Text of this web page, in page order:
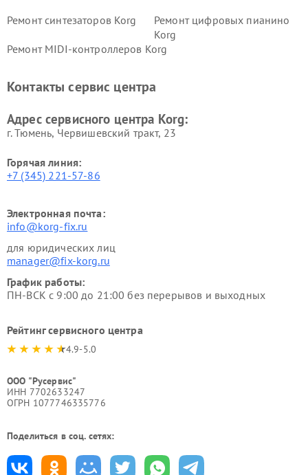
Ремонт синтезаторов Korg
Ремонт цифровых пианино
Korg
Ремонт MIDI-контроллеров Korg
Контакты сервис центра
Адрес сервисного центра Korg:
г. Тюмень, ​Червишевский тракт, 23
Горячая линия:
+7 (345) 221-57-86
Электронная почта:
info@korg-fix.ru
для юридических лиц
manager@fix-korg.ru
График работы:
ПН-ВСК с 9:00 до 21:00 без перерывов и выходных
Рейтинг сервисного центра
4.9-5.0
ООО "Русервис"
ИНН 7702633247
ОГРН 1077746335776
Поделиться в соц. сетях: